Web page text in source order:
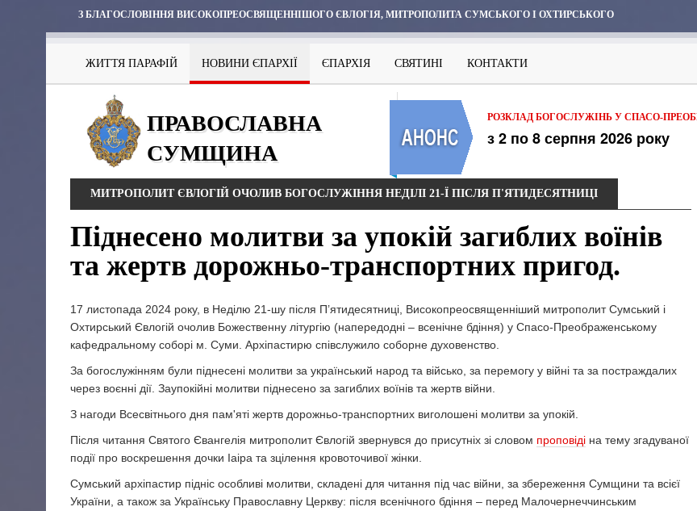
З БЛАГОСЛОВІННЯ ВИСОКОПРЕОСВЯЩЕННІШОГО ЄВЛОГІЯ, МИТРОПОЛИТА СУМСЬКОГО І ОХТИРСЬКОГО
ЖИТТЯ ПАРАФІЙ НОВИНИ ЄПАРХІЇ ЄПАРХІЯ СВЯТИНІ КОНТАКТИ
ПРАВОСЛАВНА
СУМЩИНА
РОЗКЛАД БОГОСЛУЖІНЬ У СПАСО-
з 2 по 8 серпня 2026 року
МИТРОПОЛИТ ЄВЛОГІЙ ОЧОЛИВ БОГОСЛУЖІННЯ НЕДІЛІ 21-Ї ПІСЛЯ П'ЯТИДЕСЯТНИЦІ
Піднесено молитви за упокій загиблих воїнів
та жертв дорожньо-транспортних пригод.
17 листопада 2024 року, в Неділю 21-шу після П’ятидесятниці, Високопреосвященніший митрополит Сумський і
Охтирський Євлогій очолив Божественну літургію (напередодні – всенічне бдіння) у Спасо-Преображенському
кафедральному соборі м. Суми. Архіпастирю співслужило соборне духовенство.
За богослужінням були піднесені молитви за український народ та військо, за перемогу у війні та за постраждалих
через воєнні дії. Заупокійні молитви піднесено за загиблих воїнів та жертв війни.
З нагоди Всесвітнього дня пам'яті жертв дорожньо-транспортних виголошені молитви за упокій.
Після читання Святого Євангелія митрополит Євлогій звернувся до присутніх зі словом проповіді на тему згадуваної
події про воскрешення дочки Іаіра та зцілення кровоточивої жінки.
Сумський архіпастир підніс особливі молитви, складені для читання під час війни, за збереження Сумщини та всієї
України, а також за Українську Православну Церкву: після всенічного бдіння – перед Малочернеччинським